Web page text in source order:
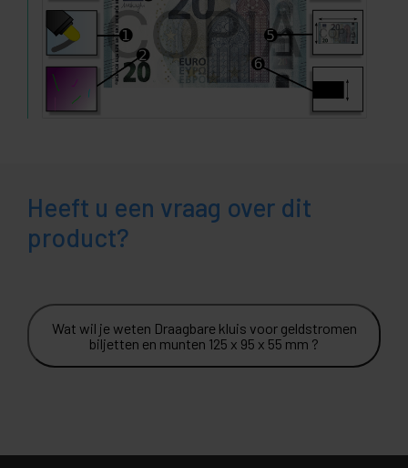
Heeft u een vraag over dit
product?
Wat wil je weten Draagbare kluis voor geldstromen
biljetten en munten 125 x 95 x 55 mm ?